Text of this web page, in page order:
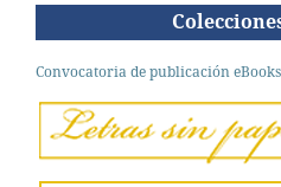
Convocatoria de publicación